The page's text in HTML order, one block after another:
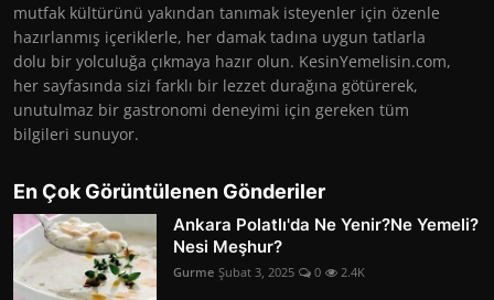
mutfak kültürünü yakından tanımak isteyenler için özenle
hazırlanmış içeriklerle, her damak tadına uygun tatlarla
dolu bir yolculuğa çıkmaya hazır olun. KesinYemelisin.com,
her sayfasında sizi farklı bir lezzet durağına götürerek,
unutulmaz bir gastronomi deneyimi için gereken tüm
bilgileri sunuyor.
En Çok Görüntülenen Gönderiler
Ankara Polatlı'da Ne Yenir?Ne Yemeli?
Nesi Meşhur?
Gurme Şubat 3, 2025 0 2.4K